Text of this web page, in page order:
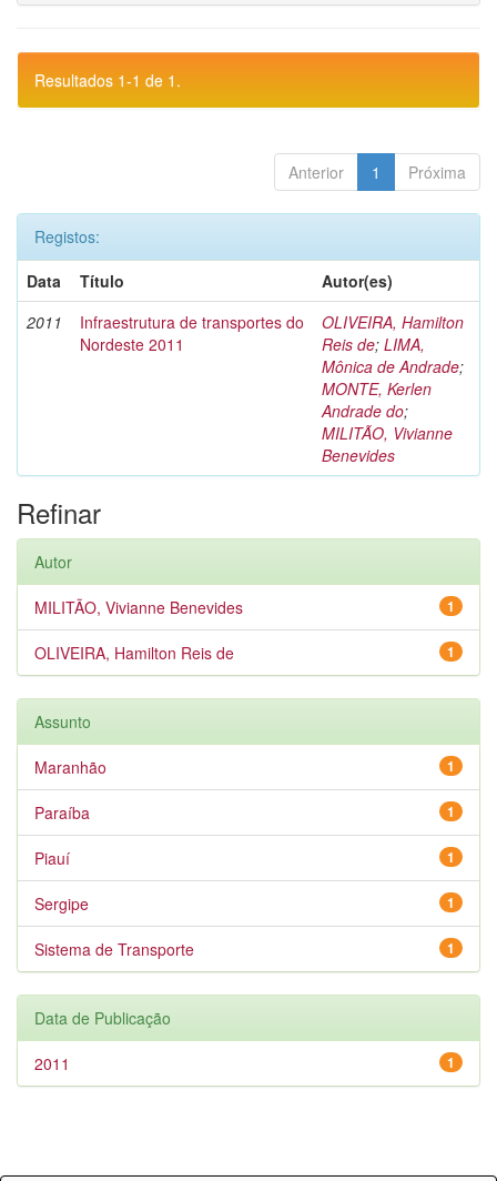
Resultados 1-1 de 1.
Anterior 1 Próxima
Registos:
Data
Título
Autor(es)
2011
Infraestrutura de transportes do
Nordeste 2011
OLIVEIRA, Hamilton
Reis de; LIMA,
Mônica de Andrade;
MONTE, Kerlen
Andrade do;
MILITÃO, Vivianne
Benevides
Refinar
Autor
1
MILITÃO, Vivianne Benevides
1
OLIVEIRA, Hamilton Reis de
Assunto
1
Maranhão
1
Paraíba
1
Piauí
1
Sergipe
1
Sistema de Transporte
Data de Publicação
1
2011